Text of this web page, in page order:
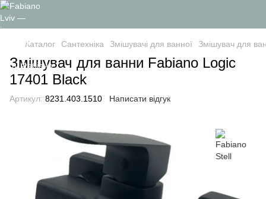
Каталог Сантехніка Змішувачі для ванної Змішувач для
Змішувач для ванни Fabiano Logic
17401 Black
Артикул: 8231.403.1510 Написати відгук